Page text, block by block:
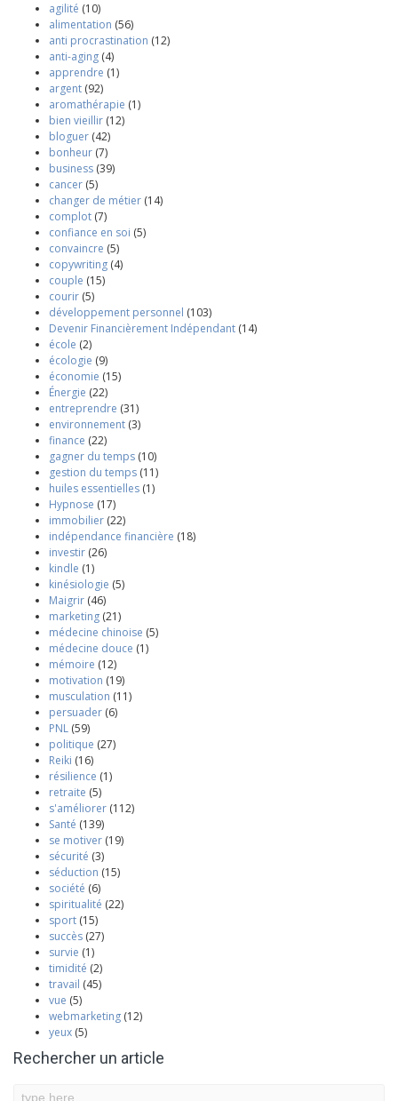
agilité (10)
alimentation (56)
anti procrastination (12)
anti-aging (4)
apprendre (1)
argent (92)
aromathérapie (1)
bien vieillir (12)
bloguer (42)
bonheur (7)
business (39)
cancer (5)
changer de métier (14)
complot (7)
confiance en soi (5)
convaincre (5)
copywriting (4)
couple (15)
courir (5)
développement personnel (103)
Devenir Financièrement Indépendant (14)
école (2)
écologie (9)
économie (15)
Énergie (22)
entreprendre (31)
environnement (3)
finance (22)
gagner du temps (10)
gestion du temps (11)
huiles essentielles (1)
Hypnose (17)
immobilier (22)
indépendance financière (18)
investir (26)
kindle (1)
kinésiologie (5)
Maigrir (46)
marketing (21)
médecine chinoise (5)
médecine douce (1)
mémoire (12)
motivation (19)
musculation (11)
persuader (6)
PNL (59)
politique (27)
Reiki (16)
résilience (1)
retraite (5)
s'améliorer (112)
Santé (139)
se motiver (19)
sécurité (3)
séduction (15)
société (6)
spiritualité (22)
sport (15)
succès (27)
survie (1)
timidité (2)
travail (45)
vue (5)
webmarketing (12)
yeux (5)
Rechercher un article